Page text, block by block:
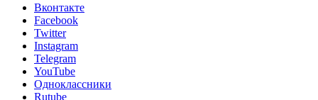
Вконтакте
Facebook
Twitter
Instagram
Telegram
YouTube
Одноклассники
Rutube